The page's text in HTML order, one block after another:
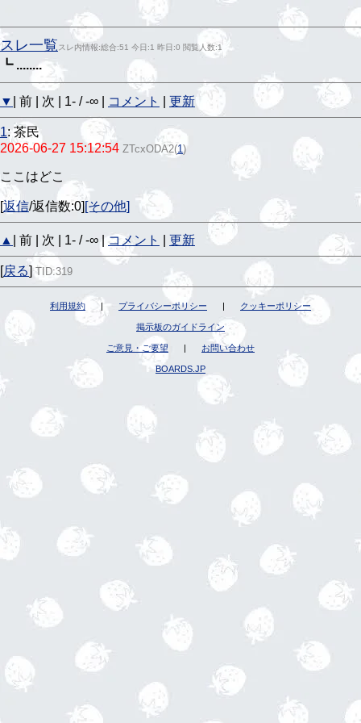
スレ一覧 スレ内情報:総合:51 今日:1 昨日:0 閲覧人数:1
┗ ........
▼ | 前 | 次 | 1- / -∞ | コメント 更新
1:茶民
2026-06-27 15:12:54 ZTcxODA2(1)
ここはどこ
[返信/返信数:0] [その他]
▲ | 前 | 次 | 1- / -∞ |コメント 更新
[戻る] TID:319
利用規約 | プライバシーポリシー | クッキーポリシー
掲示板のガイドライン
ご意見・ご要望 お問い合わせ
BOARDS.JP